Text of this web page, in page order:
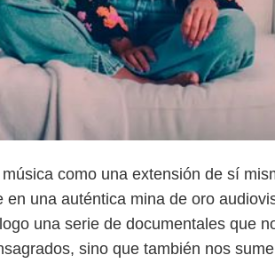
como una extensión de sí
en una auténtica mina de oro
una serie de documentales que
sino que también nos